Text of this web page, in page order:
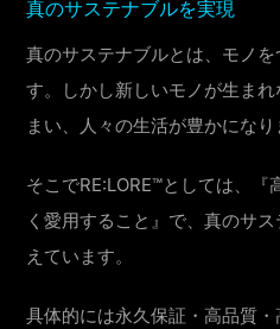
真のサステナブルを実現
真のサステナブルとは、モノ
す。しかし新しいモノが生ま
まい、人々の生活が豊かになり
そこでRE:LORE™としては、
く愛用すること』で、真のサ
えています。
具体的には永久保証・高品質